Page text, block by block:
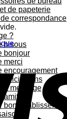
de papeterie
correspondance
?
bisous
bonjour
merci
encouragement
félicitations
à message
amitié
bon rétablissement